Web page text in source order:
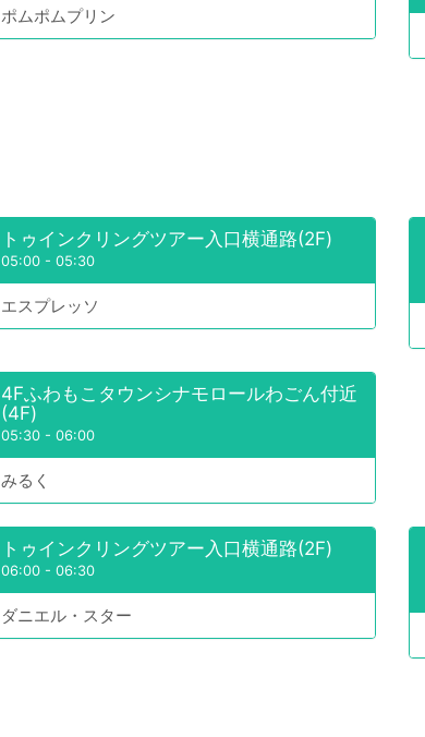
ポムポムプリン
トゥインクリングツアー入口横通路(2F)
05:00- 05:30
エスプレッソ
4Fふわもこタウンシナモロールわごん付近
(4F)
05:30- 06:00
みるく
トゥインクリングツアー入口横通路(2F)
06:00- 06:30
ダニエル・スター